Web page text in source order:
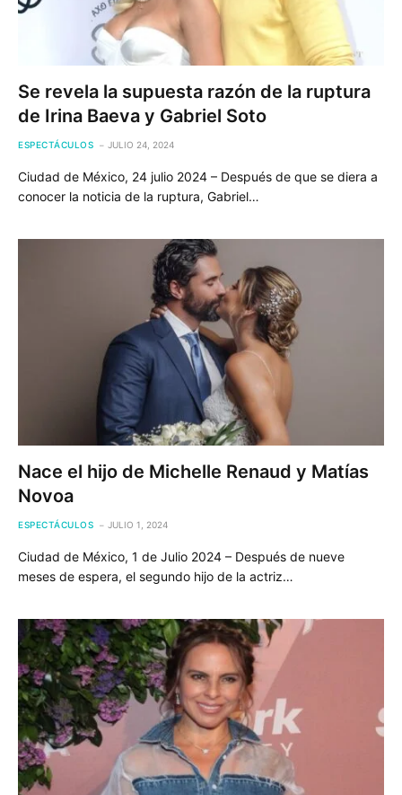
Se revela la supuesta razón de la ruptura
de Irina Baeva y Gabriel Soto
ESPECTÁCULOS JULIO 24, 2024
Ciudad de México, 24 julio 2024 – Después de que se diera a
conocer la noticia de la ruptura, Gabriel…
Nace el hijo de Michelle Renaud y Matías
Novoa
ESPECTÁCULOS JULIO 1, 2024
Ciudad de México, 1 de Julio 2024 – Después de nueve
meses de espera, el segundo hijo de la actriz…